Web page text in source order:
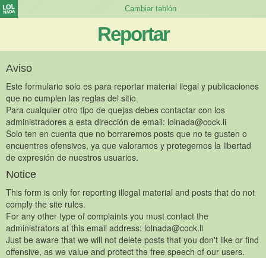
Reportar
Aviso
Este formulario solo es para reportar material ilegal y publicaciones
que no cumplen las reglas del sitio.
Para cualquier otro tipo de quejas debes contactar con los
administradores a esta dirección de email: lolnada@cock.li
Solo ten en cuenta que no borraremos posts que no te gusten o
encuentres ofensivos, ya que valoramos y protegemos la libertad
de expresión de nuestros usuarios.
Notice
This form is only for reporting illegal material and posts that do not
comply the site rules.
For any other type of complaints you must contact the
administrators at this email address: lolnada@cock.li
Just be aware that we will not delete posts that you don't like or find
offensive, as we value and protect the free speech of our users.